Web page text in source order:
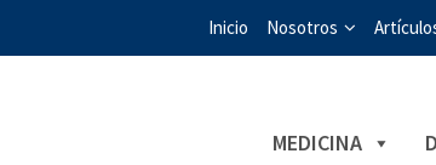
Inicio Nosotros
MEDICINA